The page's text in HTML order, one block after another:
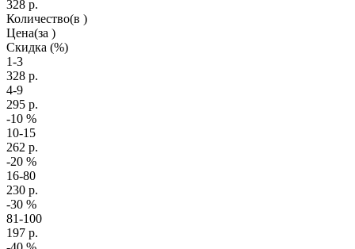
328 р.
Количество(в )
Цена(за )
Скидка (%)
1-3
328 р.
4-9
295 р.
-10 %
10-15
262 р.
-20 %
16-80
230 р.
-30 %
81-100
197 р.